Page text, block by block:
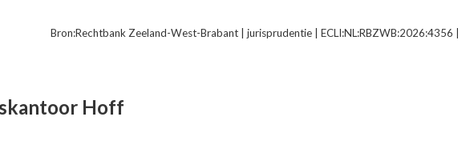
Bron:Rechtbank Zeeland-West-Brabant | jurisprudentie |
Hoff